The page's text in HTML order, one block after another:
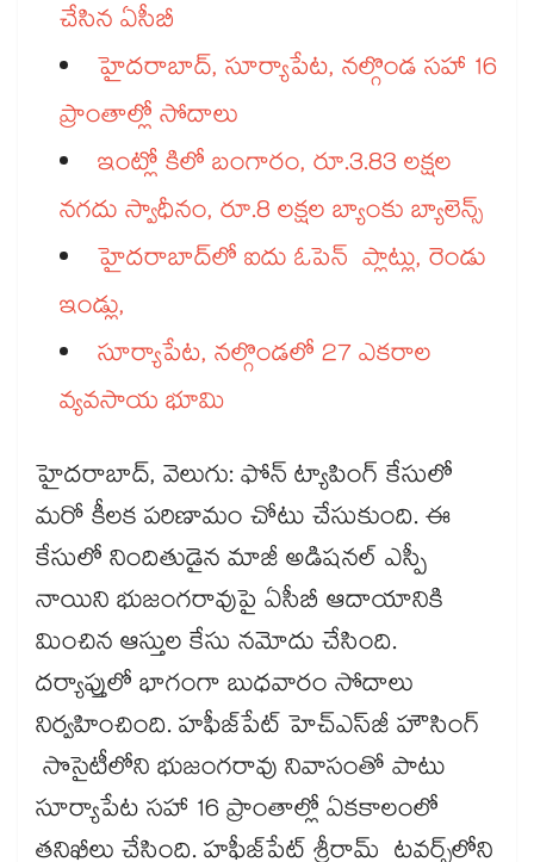
చేసిన ఏసీబీ
హైదరాబాద్, సూర్యాపేట, నల్గొండ సహా 16
ప్రాంతాల్లో సోదాలు
ఇంట్లో కిలో బంగారం, రూ.3.83 లక్షల
నగదు స్వాధీనం, రూ.8 లక్షల బ్యాంకు బ్యాలెన్స్‌‌‌‌‌‌‌‌‌‌‌‌‌‌‌‌‌‌‌‌‌‌‌‌‌‌‌‌‌‌‌‌
హైదరాబాద్‌‌‌‌‌‌‌‌‌‌‌‌‌‌‌‌‌‌‌‌‌‌‌‌‌‌‌‌‌‌‌‌లో ఐదు ఓపెన్ ప్లాట్లు, రెండు
ఇండ్లు,
సూర్యాపేట, నల్గొండలో 27 ఎకరాల
వ్యవసాయ భూమి
హైదరాబాద్‌‌‌‌‌‌‌‌, వెలుగు: ఫోన్‌‌‌‌‌‌‌‌ ట్యాపింగ్‌‌‌‌‌‌‌‌ కేసులో
మరో కీలక పరిణామం చోటు చేసుకుంది. ఈ
కేసులో నిందితుడైన మాజీ అడిషనల్ ఎస్పీ
నాయిని భుజంగరావుపై ఏసీబీ ఆదాయానికి
మించిన ఆస్తుల కేసు నమోదు చేసింది.
దర్యాప్తులో భాగంగా బుధవారం సోదాలు
నిర్వహించింది. హఫీజ్‌‌‌‌‌‌‌‌పేట్‌‌‌‌‌‌‌‌ హెచ్‌‌‌‌‌‌‌‌ఎస్‌‌‌‌‌‌‌‌జీ హౌసింగ్
సొసైటీలోని భుజంగరావు నివాసంతో పాటు
సూర్యాపేట సహా 16 ప్రాంతాల్లో ఏకకాలంలో